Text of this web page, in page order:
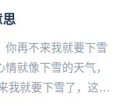
思
你再不来我就要下雪
就像下雪的天气，
我就要下雪了，这句